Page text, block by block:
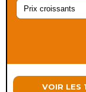
VOIR LES